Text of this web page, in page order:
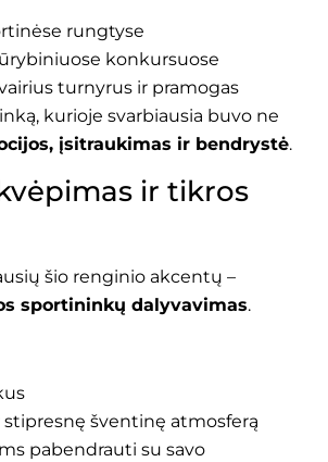
rungtyse
konkursuose
turnyrus ir pramogas
kurioje svarbiausia buvo ne
įsitraukimas ir bendrystė.
ir tikros
šio renginio akcentų –
sportininkų dalyvavimas.
šventinę atmosferą
pabendrauti su savo